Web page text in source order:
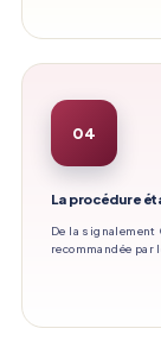
04
La procédure
De la signalement
recommandée par